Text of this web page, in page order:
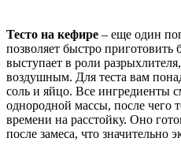
Тесто на кефире – еще один
позволяет быстро
выступает в роли
воздушным. Для теста вам
соль и яйцо. Все ингредиенты
однородной массы, после чего
времени на расстойку. Оно
после замеса, что значительно